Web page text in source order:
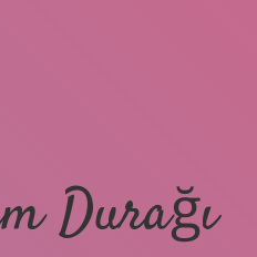
Durağı